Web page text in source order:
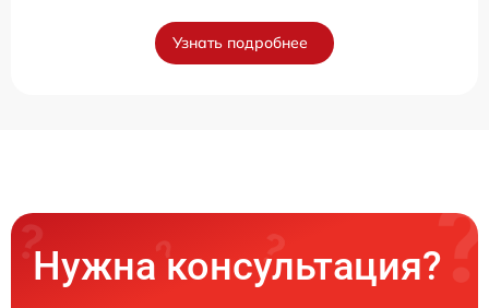
Узнать подробнее
Нужна консультация?